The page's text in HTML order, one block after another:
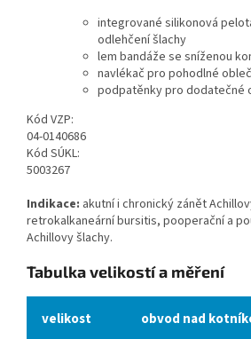
integrované silikonová
odlehčení šlachy
lem bandáže se sníženou
navlékač pro pohodlné
podpatěnky pro dodatečné
Kód VZP:
04-0140686
Kód SÚKL:
5003267
Indikace: akutní i chronický zánět
retrokalkaneární bursitis, pooperační a
Achillovy šlachy.
Tabulka velikostí a měření
velikost obvod nad